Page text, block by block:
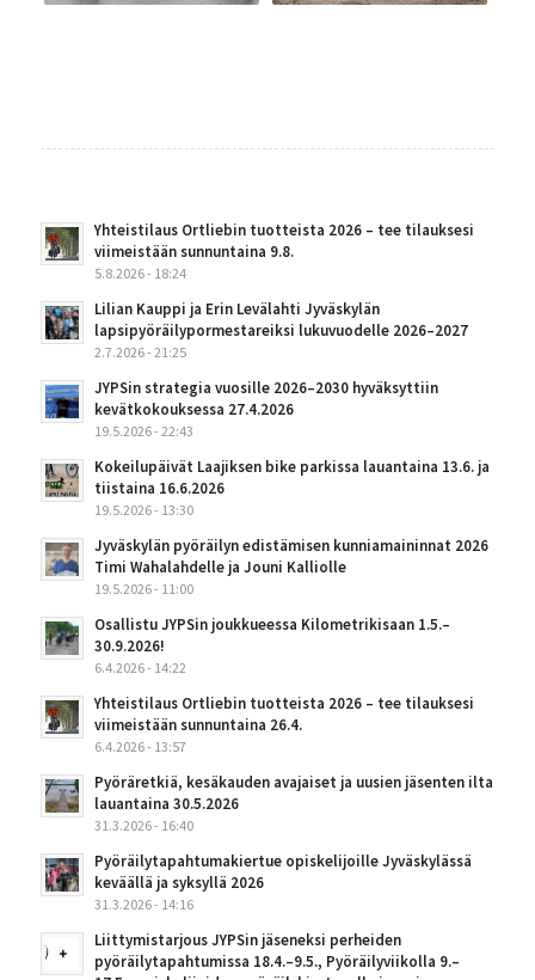
Yhteistilaus Ortliebin tuotteista 2026 – tee tilauksesi
viimeistään sunnuntaina 9.8.
5.8.2026 - 18:24
Lilian Kauppi ja Erin Levälahti Jyväskylän
lapsipyöräilypormestareiksi lukuvuodelle 2026–2027
2.7.2026 - 21:25
JYPSin strategia vuosille 2026–2030 hyväksyttiin
kevätkokouksessa 27.4.2026
19.5.2026 - 22:43
Kokeilupäivät Laajiksen bike parkissa lauantaina 13.6. ja
tiistaina 16.6.2026
19.5.2026 - 13:30
Jyväskylän pyöräilyn edistämisen kunniamaininnat 2026
Timi Wahalahdelle ja Jouni Kalliolle
19.5.2026 - 11:00
Osallistu JYPSin joukkueessa Kilometrikisaan 1.5.–
30.9.2026!
6.4.2026 - 14:22
Yhteistilaus Ortliebin tuotteista 2026 – tee tilauksesi
viimeistään sunnuntaina 26.4.
6.4.2026 - 13:57
Pyöräretkiä, kesäkauden avajaiset ja uusien jäsenten ilta
lauantaina 30.5.2026
31.3.2026 - 16:40
Pyöräilytapahtumakiertue opiskelijoille Jyväskylässä
keväällä ja syksyllä 2026
31.3.2026 - 14:16
Liittymistarjous JYPSin jäseneksi perheiden
pyöräilytapahtumissa 18.4.–9.5., Pyöräilyviikolla 9.–